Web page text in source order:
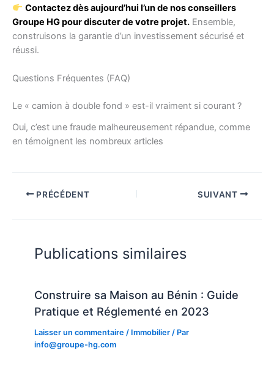
Contactez dès aujourd’hui l’un de nos conseillers
Groupe HG pour discuter de votre projet. Ensemble,
construisons la garantie d’un investissement sécurisé et
réussi.
Questions Fréquentes (FAQ)
Le « camion à double fond » est-il vraiment si courant ?
Oui, c’est une fraude malheureusement répandue, comme
en témoignent les nombreux articles
PRÉCÉDENT SUIVANT
Publications similaires
Construire sa Maison au Bénin : Guide
Pratique et Réglementé en 2023
Laisser un commentaire / Immobilier / Par
info@groupe-hg.com